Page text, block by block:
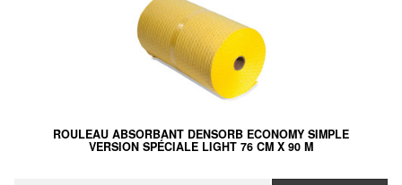
ROULEAU ABSORBANT DENSORB ECONOMY SIMPLE
VERSION SPÉCIALE LIGHT 76 CM X 90 M